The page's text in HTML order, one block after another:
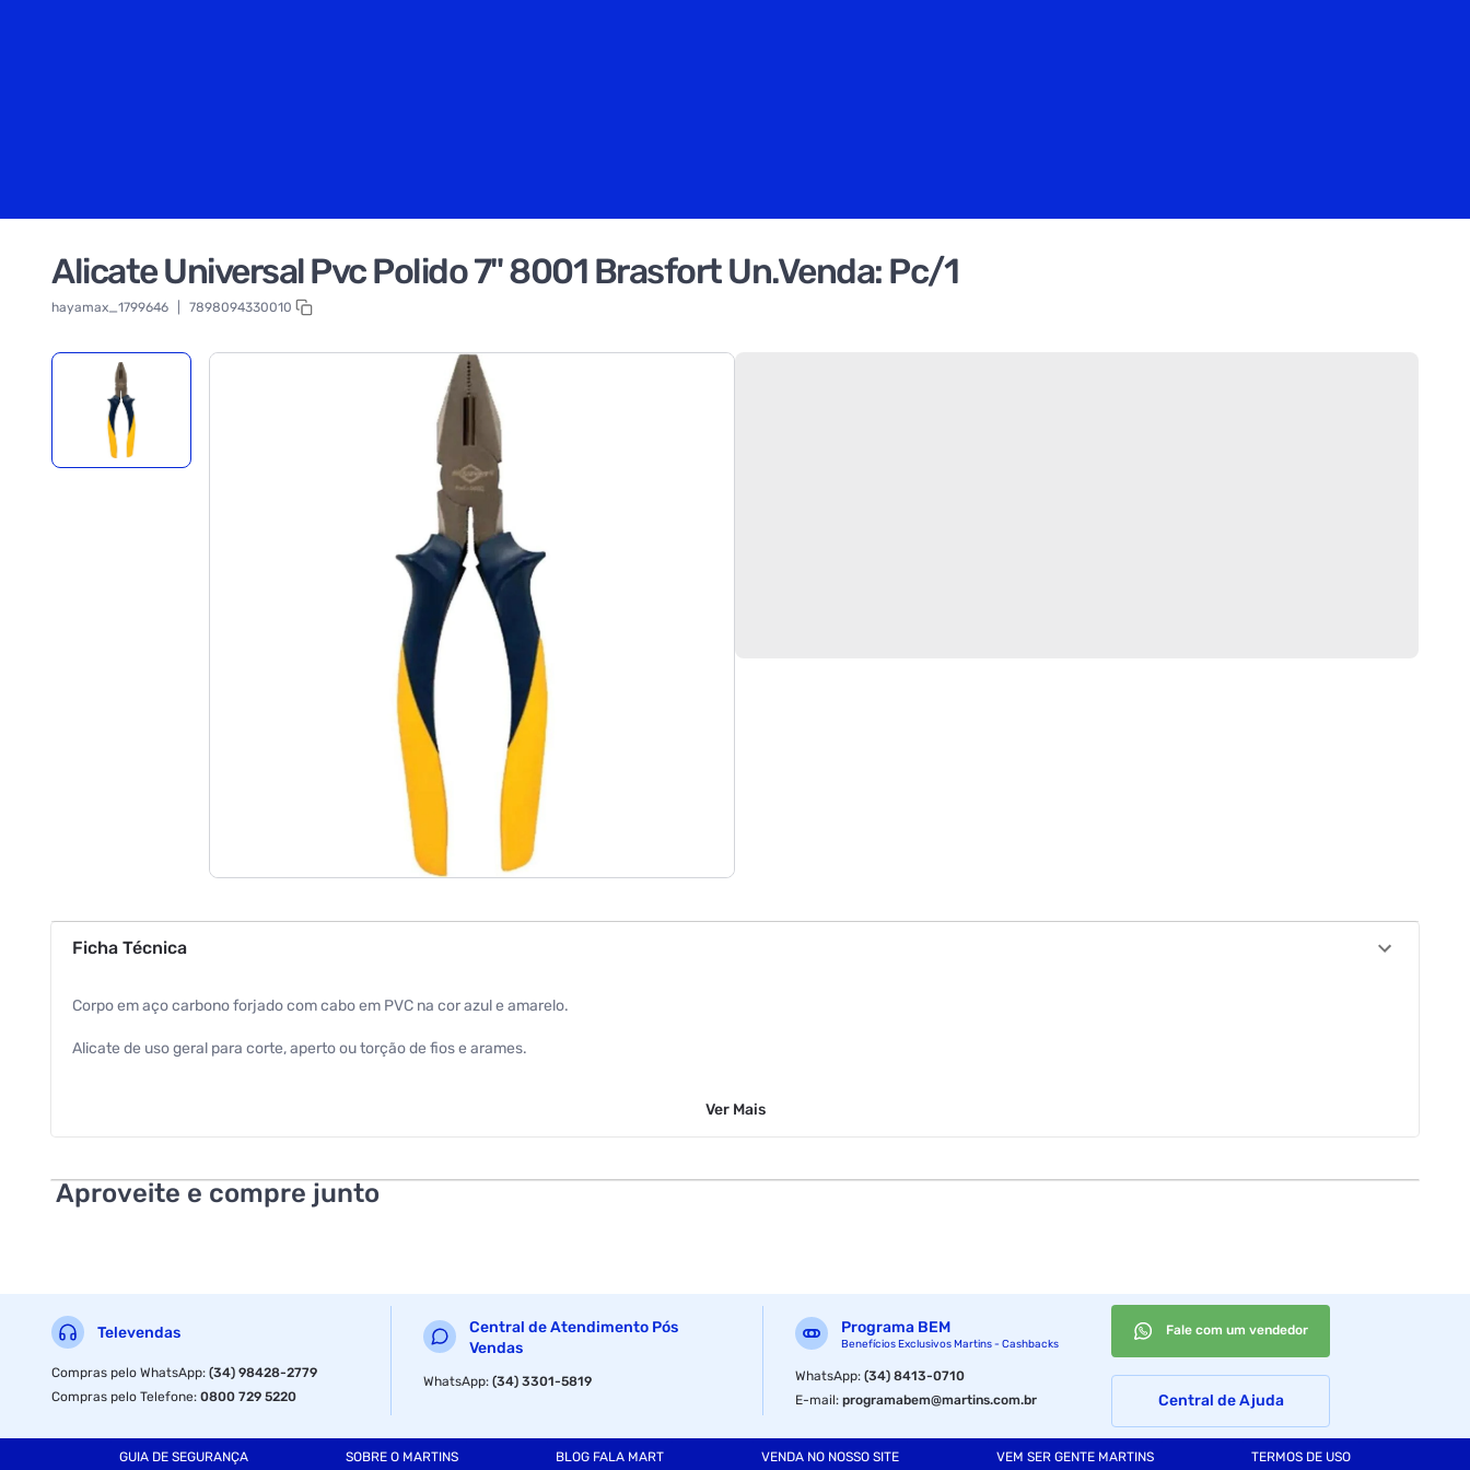
Alicate Universal Pvc Polido 7" 8001 Brasfort Un.Venda: Pc/1
hayamax_1799646 7898094330010
Ficha Técnica
Corpo em aço carbono forjado com cabo em PVC na cor azul e amarelo.
Alicate de uso geral para corte, aperto ou torção de fios e arames.
Ver Mais
Aproveite e compre junto
Televendas
Compras pelo WhatsApp:(34) 98428-2779
Compras pelo Telefone:0800 729 5220
Central de Atendimento Pós
Vendas
WhatsApp:(34) 3301-5819
Programa BEM
Benefícios Exclusivos Martins - Cashbacks
WhatsApp:(34) 8413-0710
E-mail:programabem@martins.com.br
Fale com um vendedor
Central de Ajuda
GUIA DE SEGURANÇA SOBRE O MARTINS BLOG FALA MART VENDA NO NOSSO SITE VEM SER GENTE MARTINS TERMOS DE USO